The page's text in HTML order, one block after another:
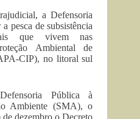
a Defensoria
pesca de subsistência
que vivem nas
Ambiental de
CIP), no litoral sul
Pública à
Ambiente (SMA), o
dezembro o Decreto